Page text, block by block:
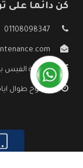
كن دائما على
01108098347
صفحة الفيس
مفتوح طوال